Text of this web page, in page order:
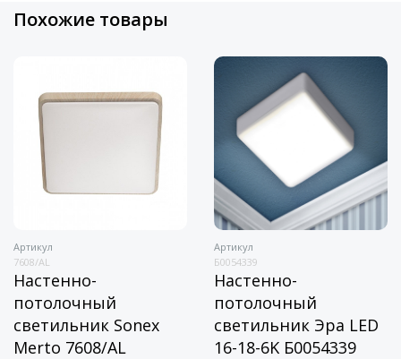
Похожие товары
Артикул
7608/AL
Настенно-
потолочный
светильник Sonex
Merto 7608/AL
Артикул
Б0054339
Настенно-
потолочный
светильник Эра LED
16-18-6K Б0054339